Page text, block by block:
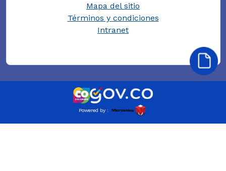
Mapa del sitio
Términos y condiciones
Intranet
Powered by :